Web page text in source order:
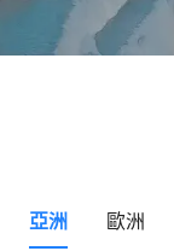
亞洲 歐洲